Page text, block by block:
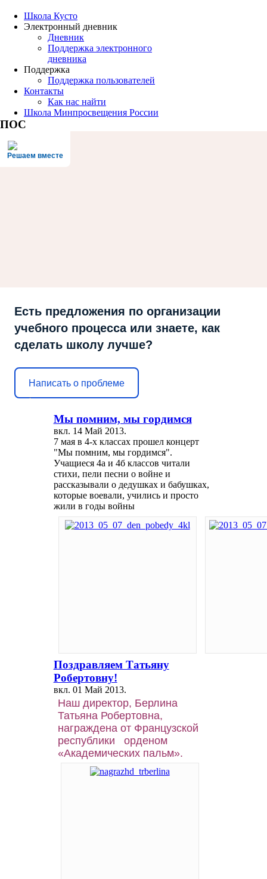
Школа Кусто
Электронный дневник
Дневник
Поддержка электронного
дневника
Поддержка
Поддержка пользователей
Контакты
Как нас найти
Школа Минпросвещения России
ПОС
Решаем вместе
Есть предложения по организации
учебного процесса или знаете, как
сделать школу лучше?
Написать о проблеме
Мы помним, мы гордимся
вкл. 14 Май 2013.
7 мая в 4-х классах прошел концерт
"Мы помним, мы гордимся".
Учащиеся 4а и 4б классов читали
стихи, пели песни о войне и
рассказывали о дедушках и бабушках,
которые воевали, учились и просто
жили в годы войны
Поздравляем Татьяну
Робертовну!
вкл. 01 Май 2013.
Наш директор, Берлина
Татьяна Робертовна,
награждена от Французской
республики орденом
«Академических пальм».
2013
DELF A1
junior
Среда
27
марта
DELF A2
junior
Среда
27
марта
DELF B1
Четверг